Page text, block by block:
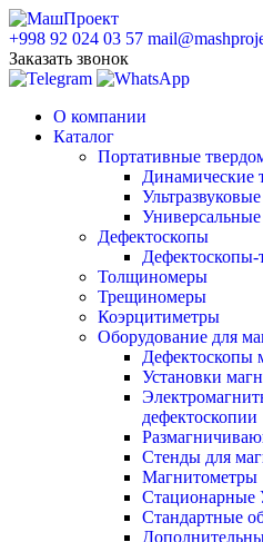
+998 92 024 03 57
Заказать звонок
О компании
Каталог
Портативные
Динамические
Дефектоскопы
Толщиномеры
Трещиномеры
Коэрцитиметры
Оборудование для
Дефектоскопы
Установки
дефектоскопии
Стенды для
Магнитометры
Стационарные
Стандартные